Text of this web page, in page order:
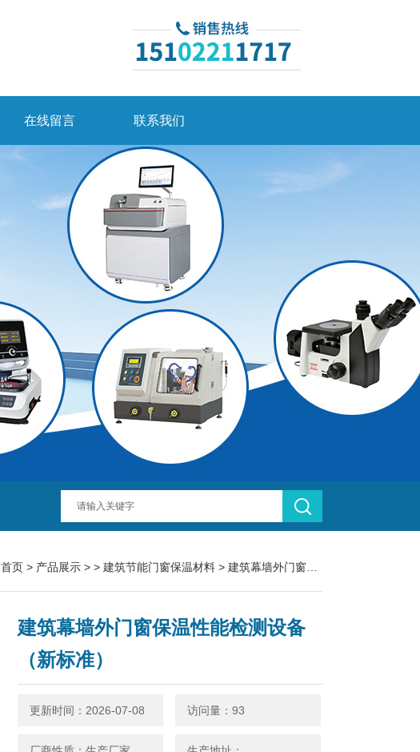
在线留言 联系我们
首页 > 产品展示 > > 建筑节能门窗保温材料 > 建筑幕墙外门窗保温性能检测设备（新标准）
建筑幕墙外门窗保温性能检测设备
（新标准）
更新时间：2026-07-08 访问量：93